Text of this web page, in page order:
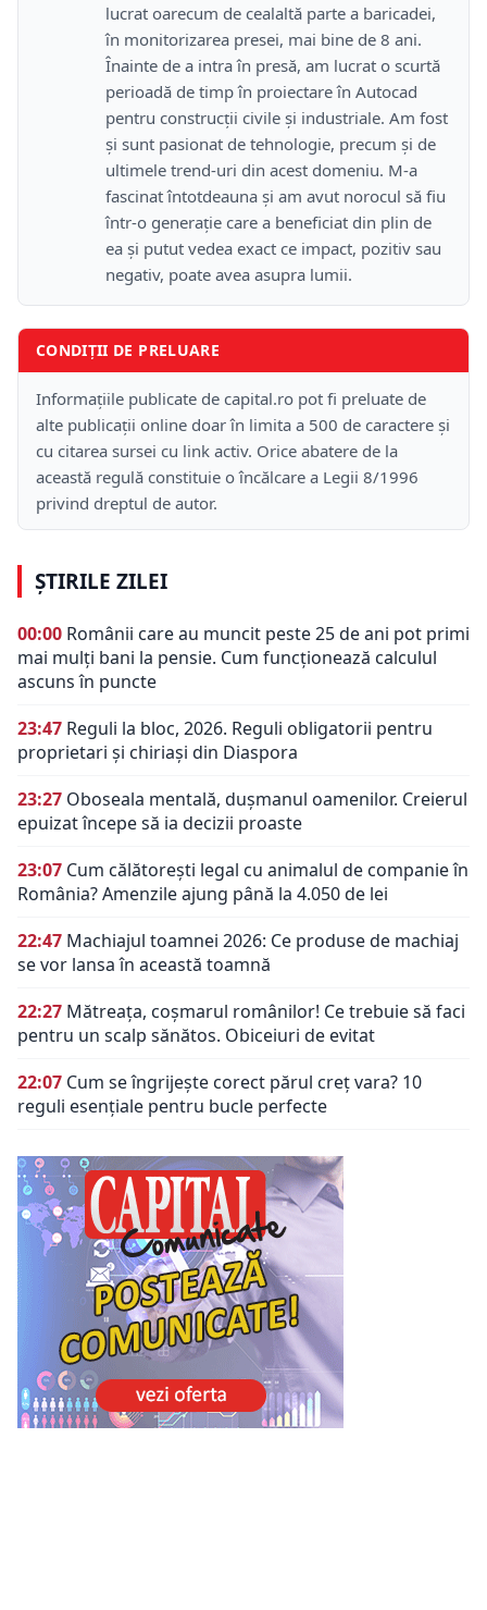
lucrat oarecum de cealaltă parte a baricadei,
în monitorizarea presei, mai bine de 8 ani.
Înainte de a intra în presă, am lucrat o scurtă
perioadă de timp în proiectare în Autocad
pentru construcții civile și industriale. Am fost
și sunt pasionat de tehnologie, precum și de
ultimele trend-uri din acest domeniu. M-a
fascinat întotdeauna și am avut norocul să fiu
într-o generație care a beneficiat din plin de
ea și putut vedea exact ce impact, pozitiv sau
negativ, poate avea asupra lumii.
CONDIȚII DE PRELUARE
Informațiile publicate de capital.ro pot fi preluate de
alte publicații online doar în limita a 500 de caractere și
cu citarea sursei cu link activ. Orice abatere de la
această regulă constituie o încălcare a Legii 8/1996
privind dreptul de autor.
ȘTIRILE ZILEI
00:00 Românii care au muncit peste 25 de ani pot primi
mai mulți bani la pensie. Cum funcționează calculul
ascuns în puncte
23:47 Reguli la bloc, 2026. Reguli obligatorii pentru
proprietari și chiriași din Diaspora
23:27 Oboseala mentală, dușmanul oamenilor. Creierul
epuizat începe să ia decizii proaste
23:07 Cum călătorești legal cu animalul de companie în
România? Amenzile ajung până la 4.050 de lei
22:47 Machiajul toamnei 2026: Ce produse de machiaj
se vor lansa în această toamnă
22:27 Mătreața, coșmarul românilor! Ce trebuie să faci
pentru un scalp sănătos. Obiceiuri de evitat
22:07 Cum se îngrijește corect părul creț vara? 10
reguli esențiale pentru bucle perfecte